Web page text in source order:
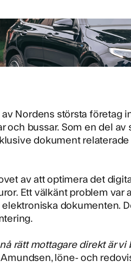
av Nordens största
och bussar. Som en del
dokument
av att optimera det
Ett välkänt problem var
dokumenten.
rätt mottagare direkt är
löne- och